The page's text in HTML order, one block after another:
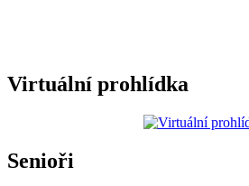
Virtuální prohlídka
Senioři